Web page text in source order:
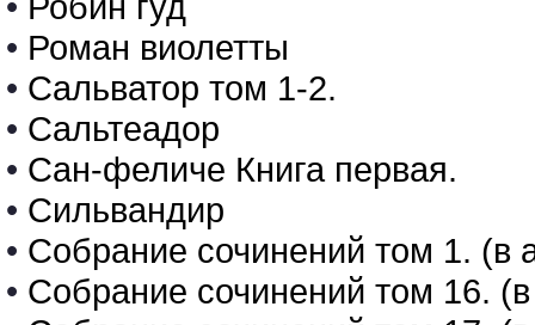
• Роман виолетты
• Сальватор том 1-2.
• Сальтеадор
• Сан-феличе Книга первая.
• Сильвандир
• Собрание сочинений том 1. (в
• Собрание сочинений том 16.